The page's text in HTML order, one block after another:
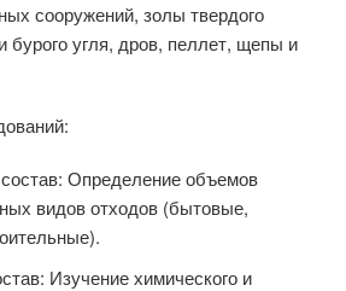
сооружений, золы твердого
бурого угля, дров, пеллет, щепы и
Определение объемов
видов отходов (бытовые,
Изучение химического и